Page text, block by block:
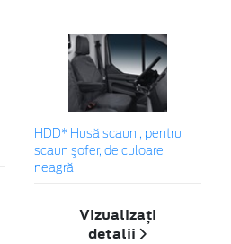
HDD* Husă scaun , pentru
scaun şofer, de culoare
neagră
Vizualizați
detalii